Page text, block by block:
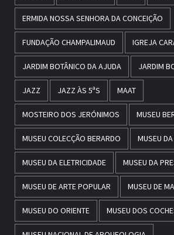
ERMIDA NOSSA SENHORA DA CONCEIÇÃO
FUNDAÇÃO CHAMPALIMAUD IGREJA
JARDIM BOTÂNICO DA AJUDA JARDIM
JAZZ JAZZ ÀS 5ªS MAAT
MOSTEIRO DOS JERÓNIMOS MUSEU
MUSEU COLECÇÃO BERARDO MUSEU
MUSEU DA ELETRICIDADE MUSEU DA
MUSEU DE ARTE POPULAR MUSEU DE
MUSEU DO ORIENTE MUSEU DOS